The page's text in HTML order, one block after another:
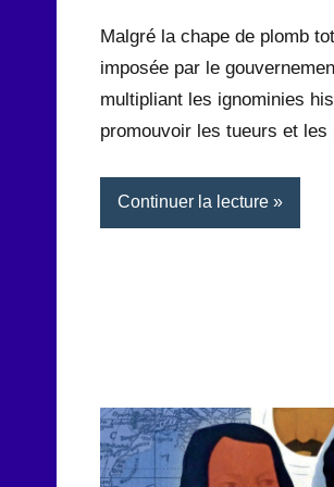
Malgré la chape de plomb
imposée par le
multipliant les ignominies
promouvoir les tueurs et
Continuer la lecture